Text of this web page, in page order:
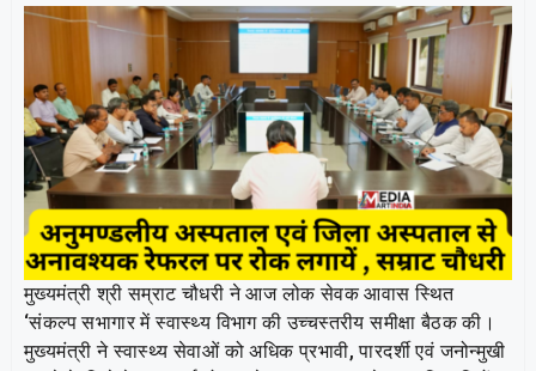
मुख्यमंत्री श्री सम्राट चौधरी ने आज लोक सेवक आवास स्थित
‘संकल्प सभागार में स्वास्थ्य विभाग की उच्चस्तरीय समीक्षा बैठक की।
मुख्यमंत्री ने स्वास्थ्य सेवाओं को अधिक प्रभावी, पारदर्शी एवं जनोन्मुखी